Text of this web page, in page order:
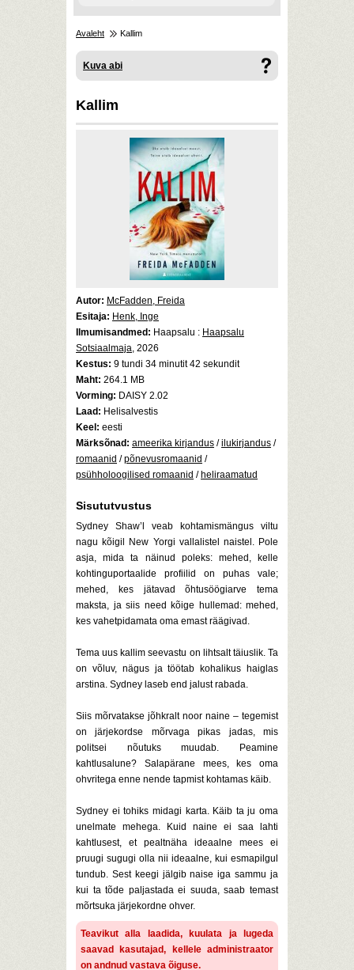
Avaleht Kallim
Kuva abi
Kallim
Autor: McFadden, Freida
Esitaja: Henk, Inge
Ilmumisandmed: Haapsalu : Haapsalu
Sotsiaalmaja, 2026
Kestus: 9 tundi 34 minutit 42 sekundit
Maht: 264.1 MB
Vorming: DAISY 2.02
Laad: Helisalvestis
Keel: eesti
Märksõnad: ameerika kirjandus /ilukirjandus /
romaanid /põnevusromaanid /
psühholoogilised romaanid / heliraamatud
Sisututvustus
Sydney Shaw’l veab kohtamismängus viltu
nagu kõigil New Yorgi vallalistel naistel. Pole
asja, mida ta näinud poleks: mehed, kelle
kohtinguportaalide profiilid on puhas vale;
mehed, kes jätavad õhtusöögiarve tema
maksta, ja siis need kõige hullemad: mehed,
kes vahetpidamata oma emast räägivad.
Tema uus kallim seevastu on lihtsalt täiuslik. Ta
on võluv, nägus ja töötab kohalikus haiglas
arstina. Sydney laseb end jalust rabada.
Siis mõrvatakse jõhkralt noor naine – tegemist
on järjekordse mõrvaga pikas jadas, mis
politsei nõutuks muudab. Peamine
kahtlusalune? Salapärane mees, kes oma
ohvritega enne nende tapmist kohtamas käib.
Sydney ei tohiks midagi karta. Käib ta ju oma
unelmate mehega. Kuid naine ei saa lahti
kahtlusest, et pealtnäha ideaalne mees ei
pruugi sugugi olla nii ideaalne, kui esmapilgul
tundub. Sest keegi jälgib naise iga sammu ja
kui ta tõde paljastada ei suuda, saab temast
mõrtsuka järjekordne ohver.
Teavikut alla laadida, kuulata ja lugeda
saavad kasutajad, kellele administraator
on andnud vastava õiguse.